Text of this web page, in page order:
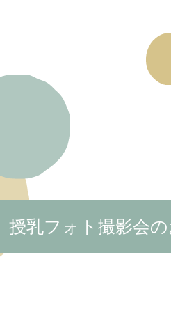
授乳フォト撮影会